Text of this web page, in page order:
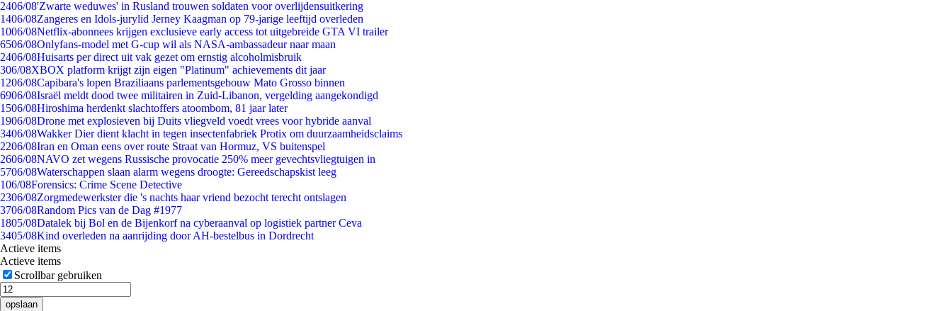
2406/08'Zwarte weduwes' in Rusland trouwen soldaten voor overlijdensuitkering
1406/08Zangeres en Idols-jurylid Jerney Kaagman op 79-jarige leeftijd overleden
1006/08Netflix-abonnees krijgen exclusieve early access tot uitgebreide GTA VI trailer
6506/08Onlyfans-model met G-cup wil als NASA-ambassadeur naar maan
2406/08Huisarts per direct uit vak gezet om ernstig alcoholmisbruik
306/08XBOX platform krijgt zijn eigen "Platinum" achievements dit jaar
1206/08Capibara's lopen Braziliaans parlementsgebouw Mato Grosso binnen
6906/08Israël meldt dood twee militairen in Zuid-Libanon, vergelding aangekondigd
1506/08Hiroshima herdenkt slachtoffers atoombom, 81 jaar later
1906/08Drone met explosieven bij Duits vliegveld voedt vrees voor hybride aanval
3406/08Wakker Dier dient klacht in tegen insectenfabriek Protix om duurzaamheidsclaims
2206/08Iran en Oman eens over route Straat van Hormuz, VS buitenspel
2606/08NAVO zet wegens Russische provocatie 250% meer gevechtsvliegtuigen in
5706/08Waterschappen slaan alarm wegens droogte: Gereedschapskist leeg
106/08Forensics: Crime Scene Detective
2306/08Zorgmedewerkster die 's nachts haar vriend bezocht terecht ontslagen
3706/08Random Pics van de Dag #1977
1805/08Datalek bij Bol en de Bijenkorf na cyberaanval op logistiek partner Ceva
3405/08Kind overleden na aanrijding door AH-bestelbus in Dordrecht
Actieve items
Actieve items
Scrollbar gebruiken
opslaan